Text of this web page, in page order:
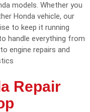
models. Whether you
Honda vehicle, our
to keep it running
handle everything from
engine repairs and
Repair